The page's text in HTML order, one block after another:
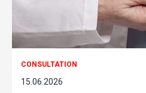
CONSULTATION
15.06.2026